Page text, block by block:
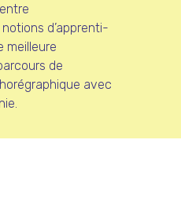
d’apprenti-
meilleure
de
avec